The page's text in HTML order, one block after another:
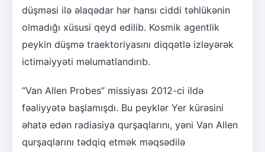
düşməsi ilə əlaqədar hər hansı ciddi təhlükənin
olmadığı xüsusi qeyd edilib. Kosmik agentlik
peykin düşmə traektoriyasını diqqətlə izləyərək
ictimaiyyəti məlumatlandırıb.
“Van Allen Probes” missiyası 2012-ci ildə
fəaliyyətə başlamışdı. Bu peyklər Yer kürəsini
əhatə edən radiasiya qurşaqlarını, yəni Van Allen
qurşaqlarını tədqiq etmək məqsədilə